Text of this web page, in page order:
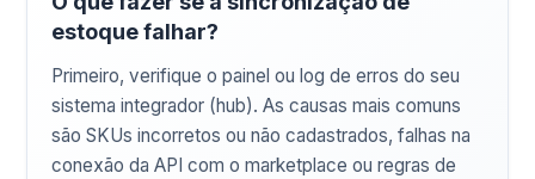
estoque falhar?
Primeiro, verifique o painel ou log de erros do seu
sistema integrador (hub). As causas mais comuns
são SKUs incorretos ou não cadastrados, falhas na
conexão da API com o marketplace ou regras de